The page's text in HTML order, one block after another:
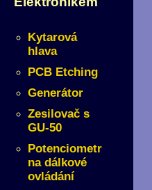
Kytarová
hlava
PCB Etching
Generátor
Zesilovač s
GU-50
Potenciometr
na dálkové
ovládání